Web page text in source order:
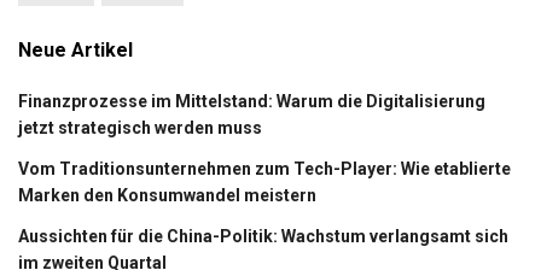
Neue Artikel
Finanzprozesse im Mittelstand: Warum die Digitalisierung
jetzt strategisch werden muss
Vom Traditionsunternehmen zum Tech-Player: Wie etablierte
Marken den Konsumwandel meistern
Aussichten für die China-Politik: Wachstum verlangsamt sich
im zweiten Quartal